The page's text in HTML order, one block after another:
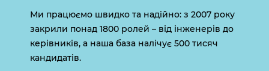
Ми працюємо швидко та надійно: з 2007 року
закрили понад 1800 ролей – від інженерів до
керівників, а наша база налічує 500 тисяч
кандидатів.